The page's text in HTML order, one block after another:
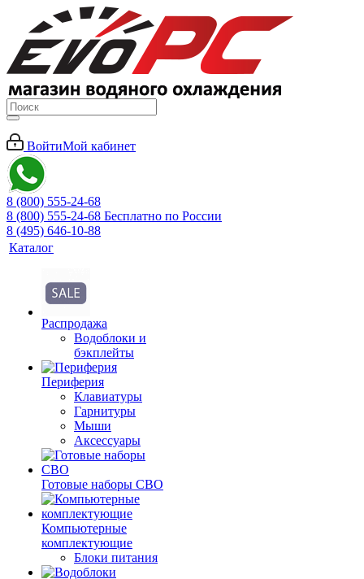
ВойтиМой кабинет
8 (800) 555-24-68
8 (800) 555-24-68 Бесплатно по России
8 (495) 646-10-88
Каталог
Распродажа
Водоблоки и
бэкплейты
Периферия
Клавиатуры
Гарнитуры
Мыши
Аксессуары
Готовые наборы СВО
Компьютерные
комплектующие
Блоки питания